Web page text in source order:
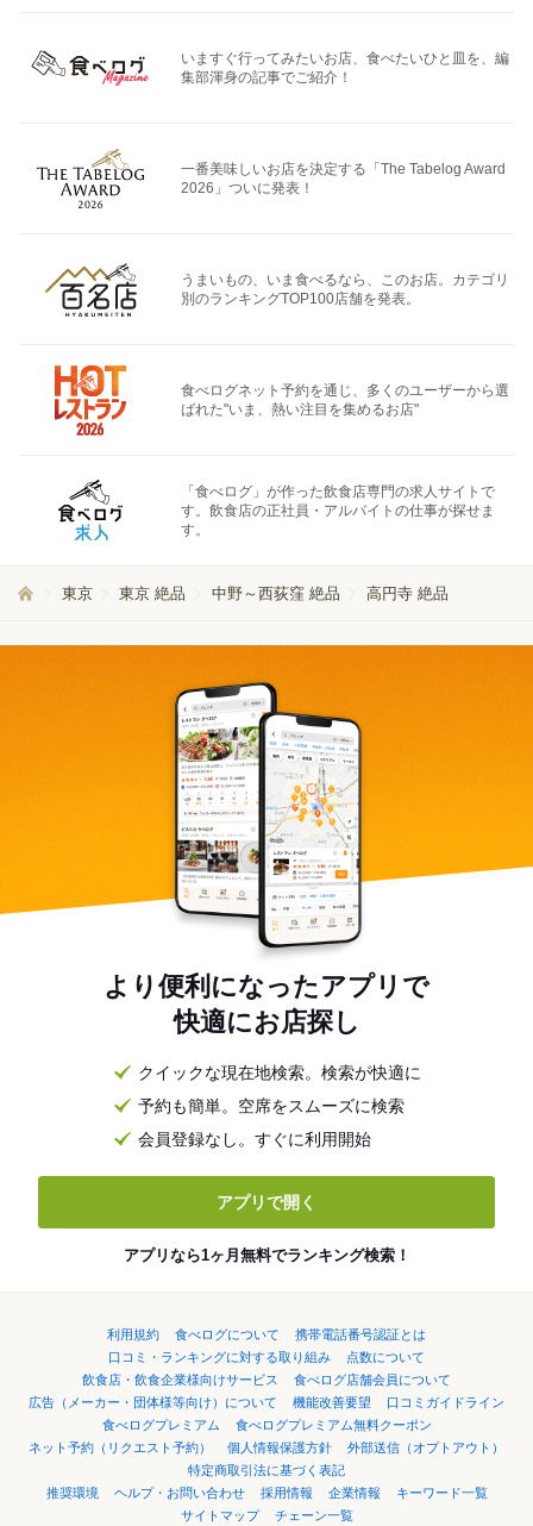
いますぐ行ってみたいお店、食べたいひと皿を、編
集部渾身の記事でご紹介！
一番美味しいお店を決定する「The Tabelog Award
2026」ついに発表！
うまいもの、いま食べるなら、このお店。カテゴリ
別のランキングTOP100店舗を発表。
食べログネット予約を通じ、多くのユーザーから選
ばれた"いま、熱い注目を集めるお店"
「食べログ」が作った飲食店専門の求人サイトで
す。飲食店の正社員・アルバイトの仕事が探せま
す。
東京 東京 絶品 中野～西荻窪 絶品 高円寺 絶品
より便利になったアプリで
快適にお店探し
クイックな現在地検索。検索が快適に
予約も簡単。空席をスムーズに検索
会員登録なし。すぐに利用開始
アプリで開く
アプリなら1ヶ月無料でランキング検索！
利用規約 食べログについて
携帯電話番号認証とは
口コミ・ランキングに対する取り組み
点数について
飲食店・飲食企業様向けサービス
食べログ店舗会員について
広告（メーカー・団体様等向け）について
機能改善要望
口コミガイドライン
食べログプレミアム
食べログプレミアム無料クーポン
ネット予約（リクエスト予約）
個人情報保護方針
外部送信（オプトアウト）
特定商取引法に基づく表記
推奨環境
ヘルプ・お問い合わせ 採用情報 企業情報
キーワード一覧
サイトマップ
チェーン一覧